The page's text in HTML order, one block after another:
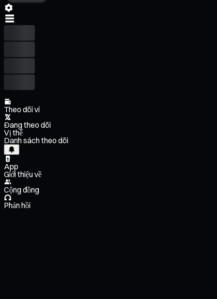
Theo dõi ví
Đang theo dõi
Vị thế
Danh sách theo dõi
App
Giới thiệu về
Cộng đồng
Phản hồi